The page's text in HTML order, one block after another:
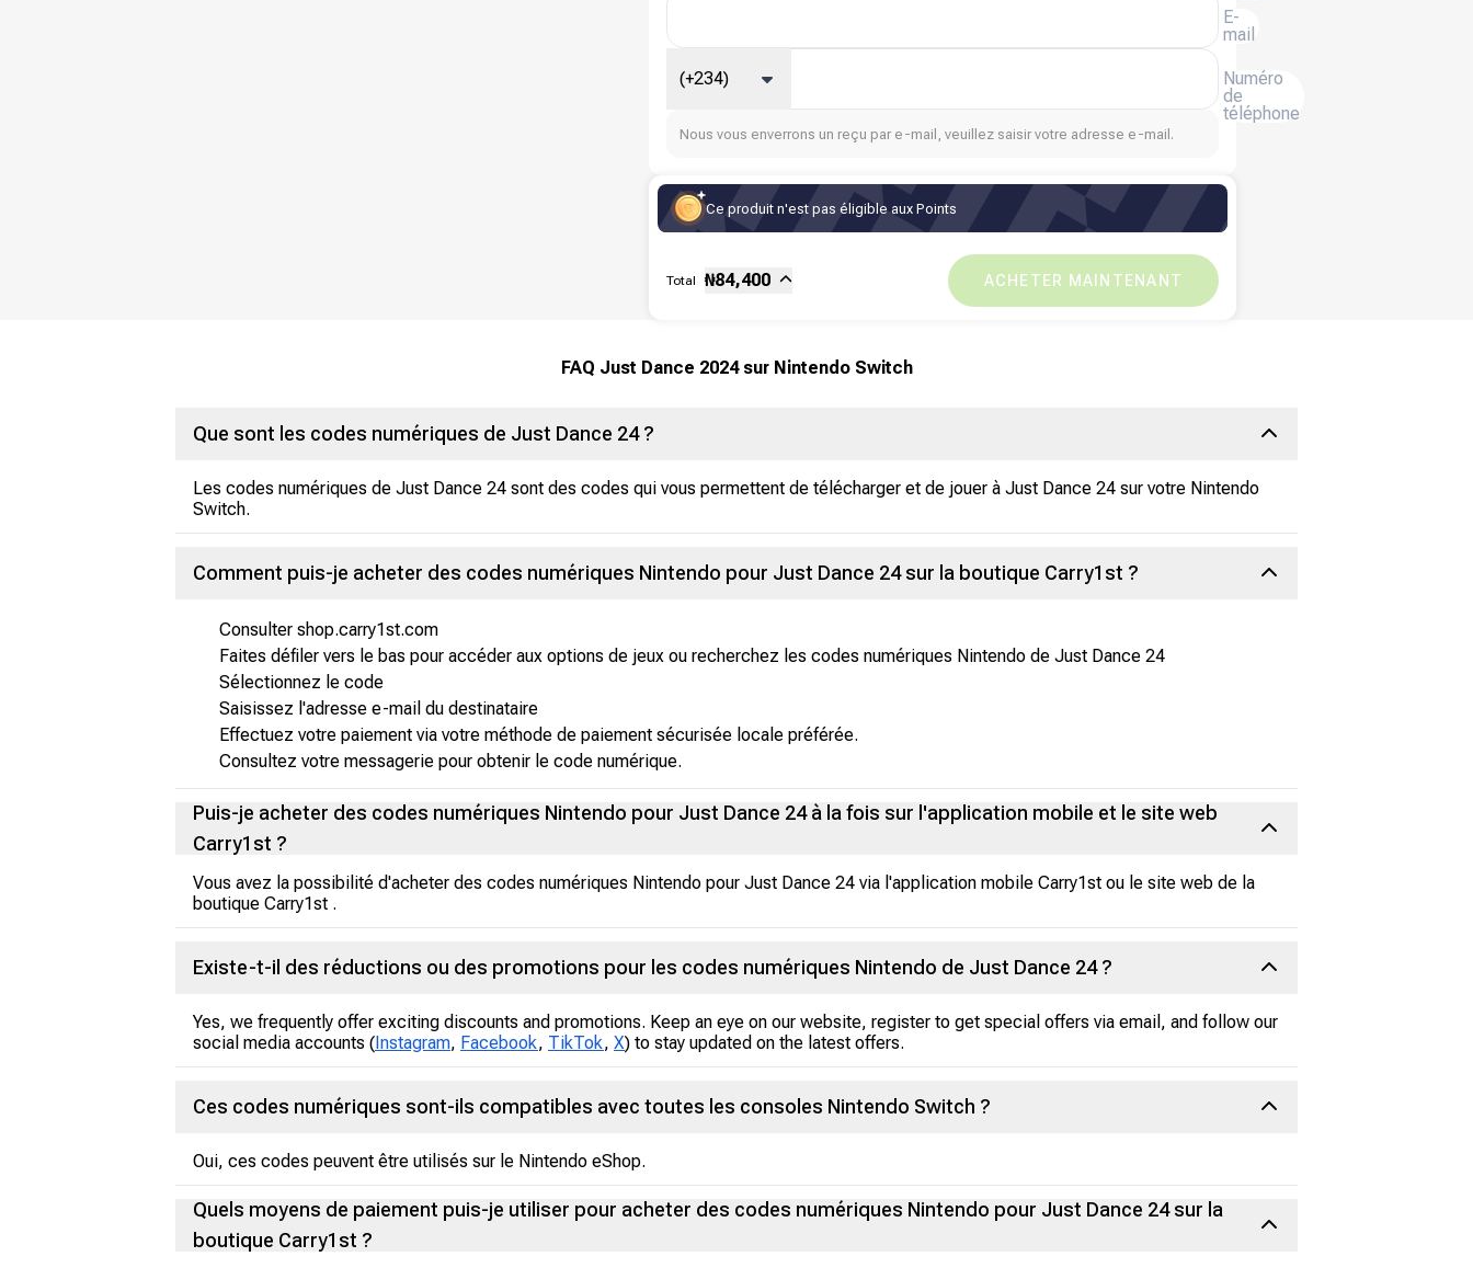
E-
mail
Numéro
de
téléphone
(+234)
Nous vous enverrons un reçu par e-mail, veuillez saisir votre adresse e-mail.
Ce produit n'est pas éligible aux Points
₦84,400
Fee
Total ₦84,400 ACHETER MAINTENANT
FAQ Just Dance 2024 sur Nintendo Switch
Que sont les codes numériques de Just Dance 24 ?
Les codes numériques de Just Dance 24 sont des codes qui vous permettent de télécharger et de jouer à Just Dance 24 sur votre Nintendo
Switch.
Comment puis-je acheter des codes numériques Nintendo pour Just Dance 24 sur la boutique Carry1st ?
Consulter shop.carry1st.com
Faites défiler vers le bas pour accéder aux options de jeux ou recherchez les codes numériques Nintendo de Just Dance 24
Sélectionnez le code
Saisissez l'adresse e-mail du destinataire
Effectuez votre paiement via votre méthode de paiement sécurisée locale préférée.
Consultez votre messagerie pour obtenir le code numérique.
Puis-je acheter des codes numériques Nintendo pour Just Dance 24 à la fois sur l'application mobile et le site web
Carry1st ?
Vous avez la possibilité d'acheter des codes numériques Nintendo pour Just Dance 24 via l'application mobile Carry1st ou le site web de la
boutique Carry1st .
Existe-t-il des réductions ou des promotions pour les codes numériques Nintendo de Just Dance 24 ?
Yes, we frequently offer exciting discounts and promotions. Keep an eye on our website, register to get special offers via email, and follow our
social media accounts (Instagram, Facebook, TikTok, X) to stay updated on the latest offers.
Ces codes numériques sont-ils compatibles avec toutes les consoles Nintendo Switch ?
Oui, ces codes peuvent être utilisés sur le Nintendo eShop.
Quels moyens de paiement puis-je utiliser pour acheter des codes numériques Nintendo pour Just Dance 24 sur la
boutique Carry1st ?